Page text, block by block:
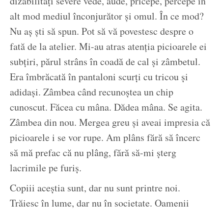
alt mod mediul înconjurător și omul. În ce mod?
Nu aș ști să spun. Pot să vă povestesc despre o
fată de la atelier. Mi-au atras atenția picioarele ei
subțiri, părul strâns în coadă de cal și zâmbetul.
Era îmbrăcată în pantaloni scurți cu tricou și
adidași. Zâmbea când recunoștea un chip
cunoscut. Făcea cu mâna. Dădea mâna. Se agita.
Zâmbea din nou. Mergea greu și aveai impresia că
picioarele i se vor rupe. Am plâns fără să încerc
să mă prefac că nu plâng, fără să-mi șterg
lacrimile pe furiș.
Copiii aceștia sunt, dar nu sunt printre noi.
Trăiesc în lume, dar nu în societate. Oamenii